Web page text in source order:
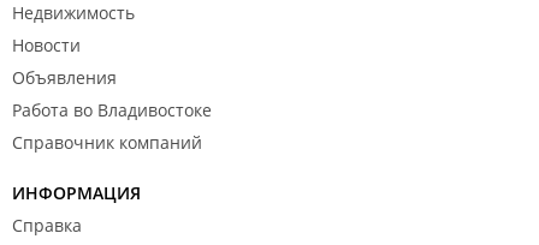
Недвижимость
Новости
Объявления
Работа во Владивостоке
Справочник компаний
ИНФОРМАЦИЯ
Справка